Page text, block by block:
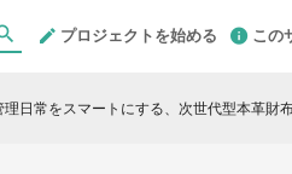
プロジェクトを始める この
日常をスマートにする、次世代型本革財